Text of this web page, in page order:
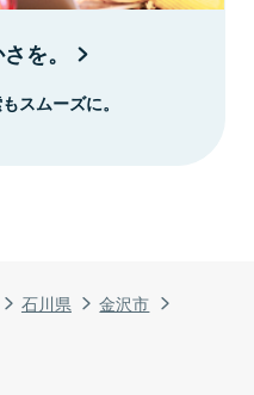
石川県
金沢市
を。
スムーズに。